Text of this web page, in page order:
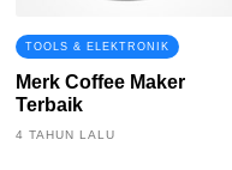
TOOLS & ELEKTRONIK
Merk Coffee Maker
Terbaik
4 TAHUN LALU